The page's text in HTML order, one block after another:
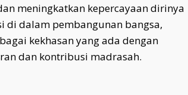
meningkatkan kepercayaan dirinya
di dalam pembangunan bangsa,
kekhasan yang ada dengan
dan kontribusi madrasah.